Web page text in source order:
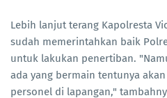
Lebih lanjut terang Kapolresta
sudah memerintahkan baik
untuk lakukan penertiban.
ada yang bermain tentunya
personel di lapangan,"